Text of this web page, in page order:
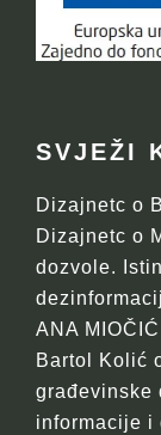
SVJEŽI
Dizajnetc o
Dizajnetc o
dozvole.
ANA MIOČIĆ
Bartol Kolić
građevinske
informacije